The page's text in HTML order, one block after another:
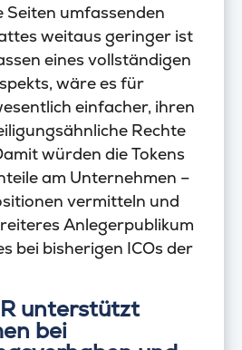
Seiten umfassenden
weitaus geringer ist
eines vollständigen
wäre es für
einfacher, ihren
Rechte
würden die Tokens
am Unternehmen –
vermitteln und
Anlegerpublikum
bei bisherigen ICOs der
unterstützt
bei